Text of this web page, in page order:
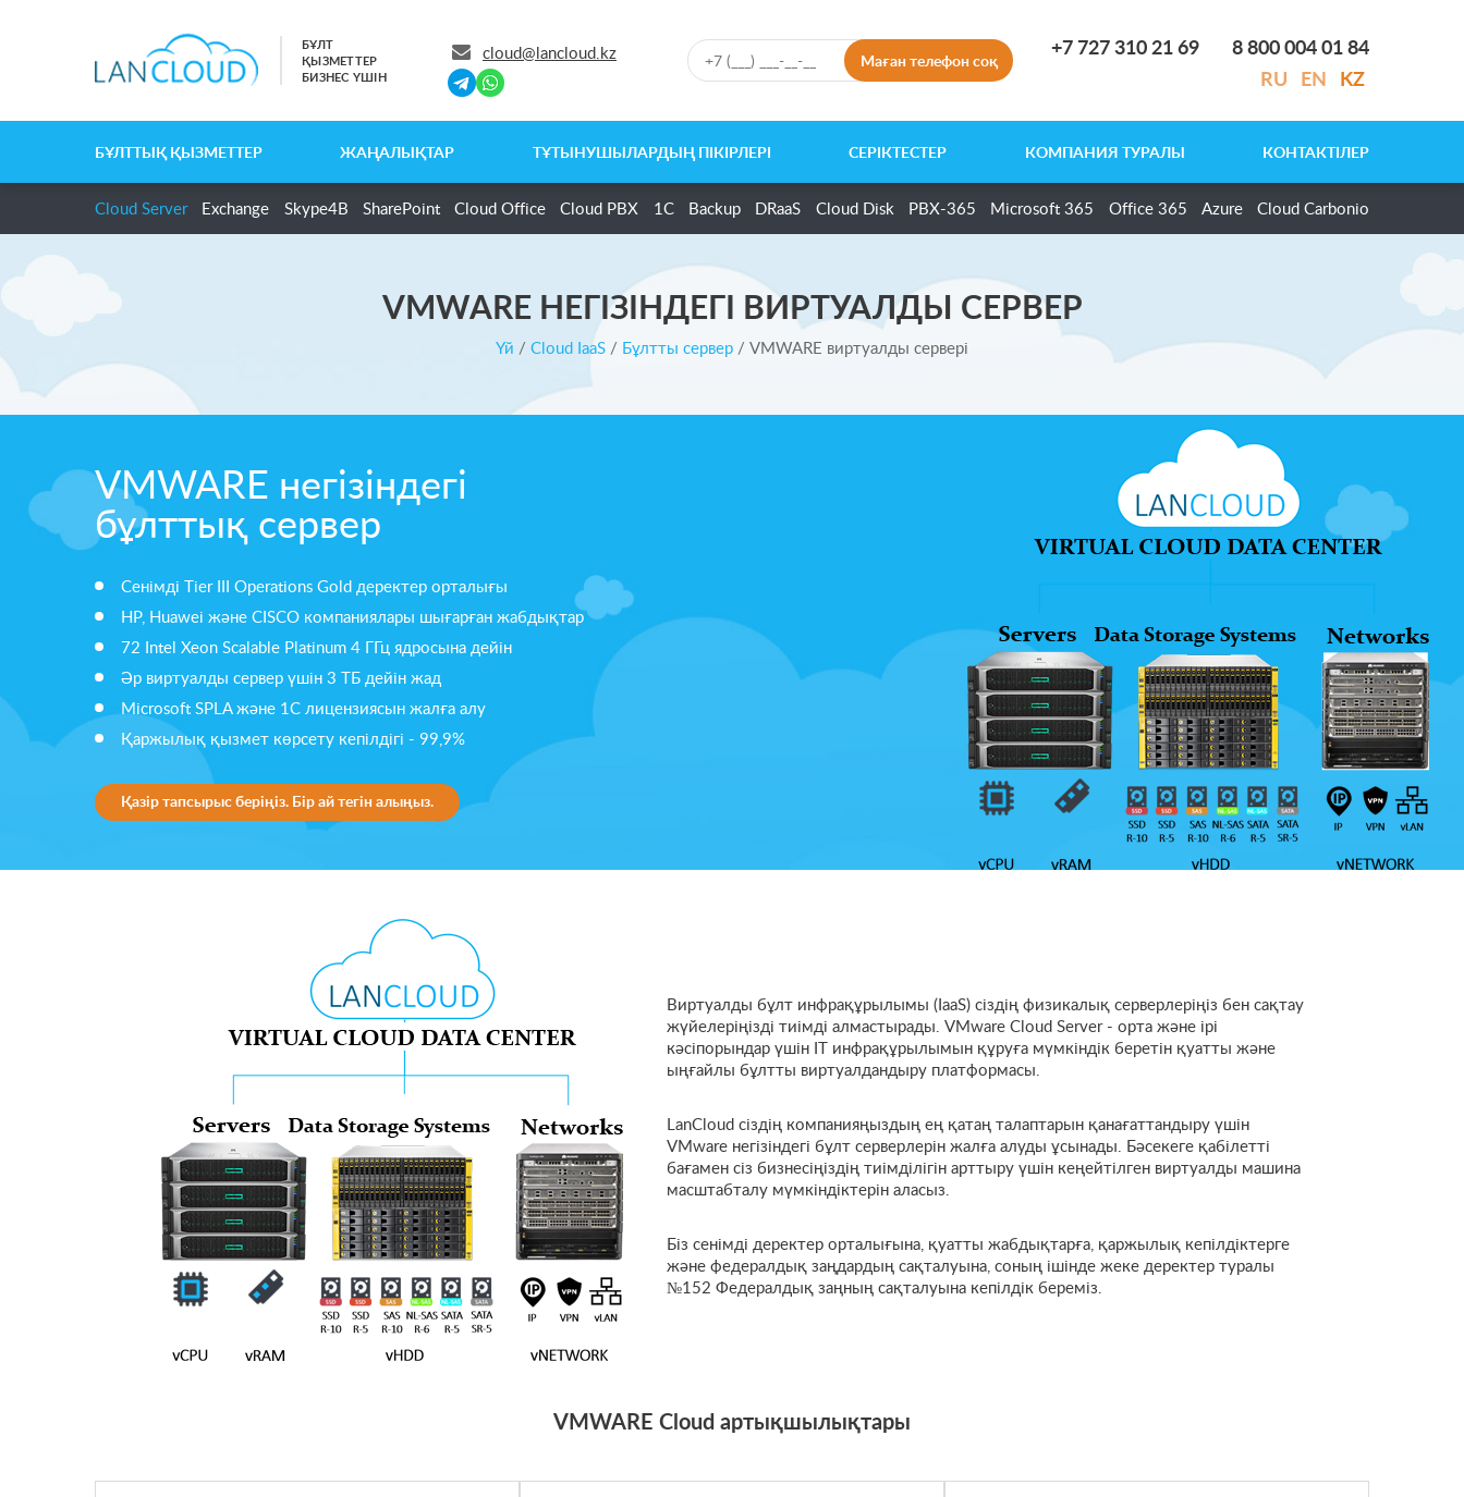
БҰЛТ
ҚЫЗМЕТТЕР
БИЗНЕС ҮШІН
cloud@lancloud.kz Маған телефон соқ
+7 727 310 21 69
8 800 004 01 84
RU EN KZ
БҰЛТТЫҚ ҚЫЗМЕТТЕР ЖАҢАЛЫҚТАР ТҰТЫНУШЫЛАРДЫҢ ПІКІРЛЕРІ СЕРІКТЕСТЕР КОМПАНИЯ ТУРАЛЫ КОНТАКТІЛЕР
Cloud Server Exchange Skype4B SharePoint Cloud Office Cloud PBX 1C Backup DRaaS Cloud Disk PBX-365 Microsoft 365 Office 365 Azure Cloud Carbonio
VMWARE НЕГІЗІНДЕГІ ВИРТУАЛДЫ СЕРВЕР
Үй / Cloud IaaS / Бұлтты сервер / VMWARE виртуалды сервері
VMWARE негізіндегі
бұлттық сервер
Сенімді Tier III Operations Gold деректер орталығы
HP, Huawei және CISCO компаниялары шығарған жабдықтар
72 Intel Xeon Scalable Platinum 4 ГГц ядросына дейін
Әр виртуалды сервер үшін 3 ТБ дейін жад
Microsoft SPLA және 1C лицензиясын жалға алу
Қаржылық қызмет көрсету кепілдігі - 99,9%
Қазір тапсырыс беріңіз. Бір ай тегін алыңыз.
Виртуалды бұлт инфрақұрылымы (IaaS) сіздің физикалық серверлеріңіз бен сақтау
жүйелеріңізді тиімді алмастырады. VMware Cloud Server - орта және ірі
кәсіпорындар үшін IT инфрақұрылымын құруға мүмкіндік беретін қуатты және
ыңғайлы бұлтты виртуалдандыру платформасы.
LanCloud сіздің компанияңыздың ең қатаң талаптарын қанағаттандыру үшін
VMware негізіндегі бұлт серверлерін жалға алуды ұсынады. Бәсекеге қабілетті
бағамен сіз бизнесіңіздің тиімділігін арттыру үшін кеңейтілген виртуалды машина
масштабталу мүмкіндіктерін аласыз.
Біз сенімді деректер орталығына, қуатты жабдықтарға, қаржылық кепілдіктерге
және федералдық заңдардың сақталуына, соның ішінде жеке деректер туралы
№152 Федералдық заңның сақталуына кепілдік береміз.
VMWARE Cloud артықшылықтары